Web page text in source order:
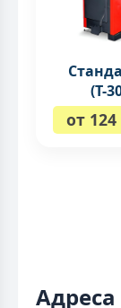
(Т-
от 124